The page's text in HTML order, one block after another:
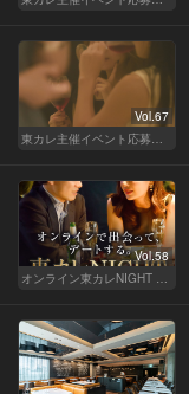
Vol.67
東カレ主催イベント応募詳細記事一覧
Vol.58
オンライン東カレNIGHT イベント募集